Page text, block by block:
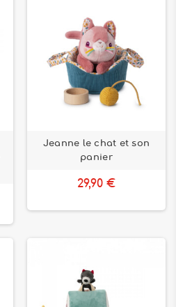
Jeanne le chat et son
panier
29,90 €